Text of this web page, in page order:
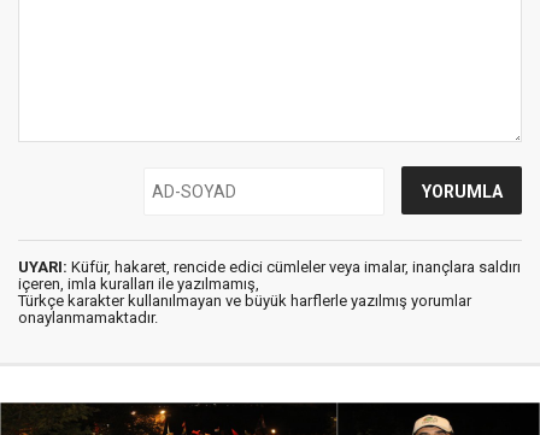
UYARI: Küfür, hakaret, rencide edici cümleler veya imalar, inançlara saldırı
içeren, imla kuralları ile yazılmamış,
Türkçe karakter kullanılmayan ve büyük harflerle yazılmış yorumlar
onaylanmamaktadır.